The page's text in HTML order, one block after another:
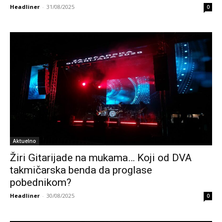
Headliner - 31/08/2025 0
Aktuelno
Žiri Gitarijade na mukama… Koji od DVA
takmičarska benda da proglase
pobednikom?
Headliner - 30/08/2025 0